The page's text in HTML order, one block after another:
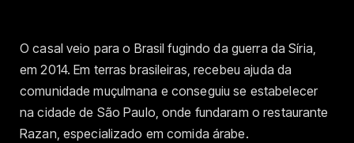
O casal veio para o Brasil fugindo da guerra da Síria,
em 2014. Em terras brasileiras, recebeu ajuda da
comunidade muçulmana e conseguiu se estabelecer
na cidade de São Paulo, onde fundaram o restaurante
Razan, especializado em comida árabe.